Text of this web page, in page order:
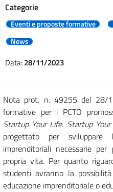
Categorie
Eventi e proposte formative
News
Data:28/11/2023
Nota prot. n. 49255 del 28/
formative per i PCTO
Startup Your Life. Startup
progettato per sviluppare
imprenditoriali necessarie
propria vita. Per quanto
studenti avranno la
educazione imprenditoriale o